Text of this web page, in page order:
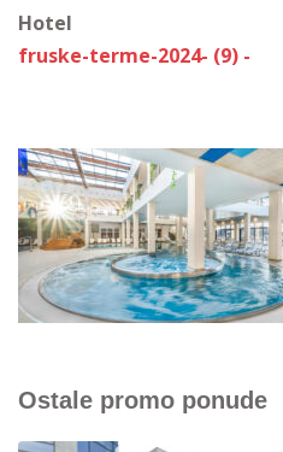
Hotel
fruske-terme-2024- (9) -
Ostale promo ponude